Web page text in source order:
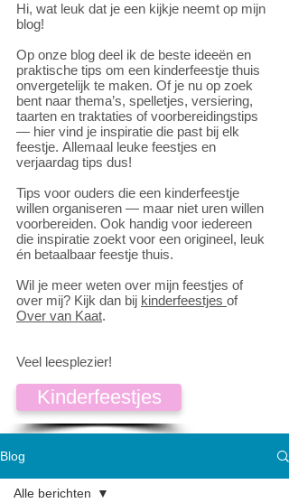
Hi, wat leuk dat je een kijkje neemt op mijn
blog!
Op onze blog deel ik de beste ideeën en
praktische tips om een kinderfeestje thuis
onvergetelijk te maken. Of je nu op zoek
bent naar thema’s, spelletjes, versiering,
taarten en traktaties of voorbereidingstips
— hier vind je inspiratie die past bij elk
feestje. Allemaal leuke feestjes en
verjaardag tips dus!
Tips voor ouders die een kinderfeestje
willen organiseren — maar niet uren willen
voorbereiden. Ook handig voor iedereen
die inspiratie zoekt voor een origineel, leuk
én betaalbaar feestje thuis.
Wil je meer weten over mijn feestjes of
over mij? Kijk dan bij kinderfeestjes of
Over van Kaat.
Veel leesplezier!
Kinderfeestjes
Blog
Alle berichten